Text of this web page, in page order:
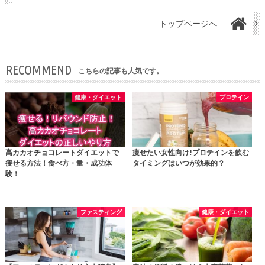
トップページへ
RECOMMEND こちらの記事も人気です。
健康・ダイエット
高カカオチョコレートダイエットで
痩せる方法！食べ方・量・成功体
験！
プロテイン
痩せたい女性向け!プロテインを飲む
タイミングはいつが効果的？
ファスティング 健康・ダイエット